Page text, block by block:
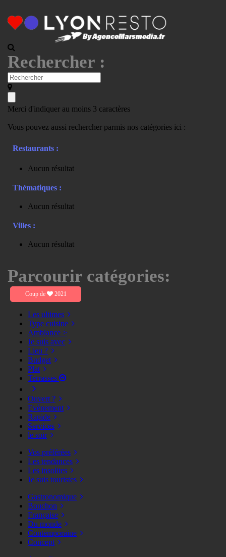
Rechercher :
Merci d'indiquer au moins 3 caractères
Vous pouvez aussi rechercher parmis nos catégories ici :
Restaurants :
Aucun résultat
Thématiques :
Aucun résultat
Villes :
Aucun résultat
Parcourir catégories:
Coup de 2021
Les ultimes
Type cuisine
Ambiance >
Je suis avec
Lieu ?
Budget
Plat
Terrasses
Ouvert ?
Evènement
Rapide
Services
le soir
Vos préférées
Les tendances
Les insolites
Je suis touristes
Gastronomique
Bouchon
Française
Du monde
Contemporaine
Concept